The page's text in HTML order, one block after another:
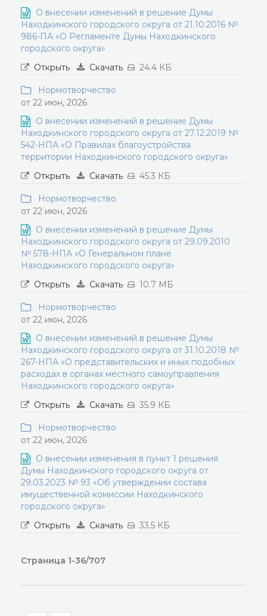
О внесении изменений в решение Думы
Находкинского городского округа от 21.10.2016 №
986-ПА «О Регламенте Думы Находкинского
городского округа»
Открыть
Скачать 24.4 КБ
Нормотворчество
от 22 июн, 2026
О внесении изменений в решение Думы
Находкинского городского округа от 27.12.2019 №
542-НПА «О Правилах благоустройства
территории Находкинского городского округа»
Открыть
Скачать 45.3 КБ
Нормотворчество
от 22 июн, 2026
О внесении изменений в решение Думы
Находкинского городского округа от 29.09.2010
№ 578-НПА «О Генеральном плане
Находкинского городского округа»
Открыть
Скачать 10.7 МБ
Нормотворчество
от 22 июн, 2026
О внесении изменений в решение Думы
Находкинского городского округа от 31.10.2018 №
267-НПА «О представительских и иных подобных
расходах в органах местного самоуправления
Находкинского городского округа»
Открыть
Скачать 35.9 КБ
Нормотворчество
от 22 июн, 2026
О внесении изменения в пункт 1 решения
Думы Находкинского городского округа от
29.03.2023 № 93 «Об утверждении состава
имущественной комиссии Находкинского
городского округа»
Открыть
Скачать 33.5 КБ
Страница 1-36/707